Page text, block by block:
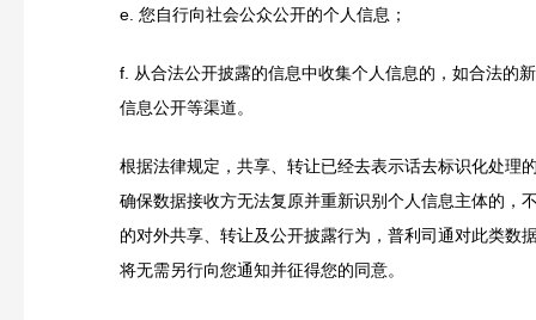
e. 您自行向社会公众公开的个人信息；
f.
从合法公开披露的信息中收集个人信息的，如合法的
信息公开等渠道。
根据法律规定，共享、转让已经去表示话去标识化处理
确保数据接收方无法复原并重新识别个人信息主体的，
的对外共享、转让及公开披露行为，普利司通对此类数
将无需另行向您通知并征得您的同意。